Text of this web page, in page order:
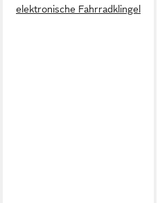
elektronische Fahrradklingel